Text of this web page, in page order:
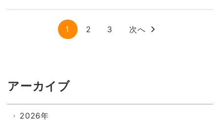
1 2 3 次へ
アーカイブ
2026年